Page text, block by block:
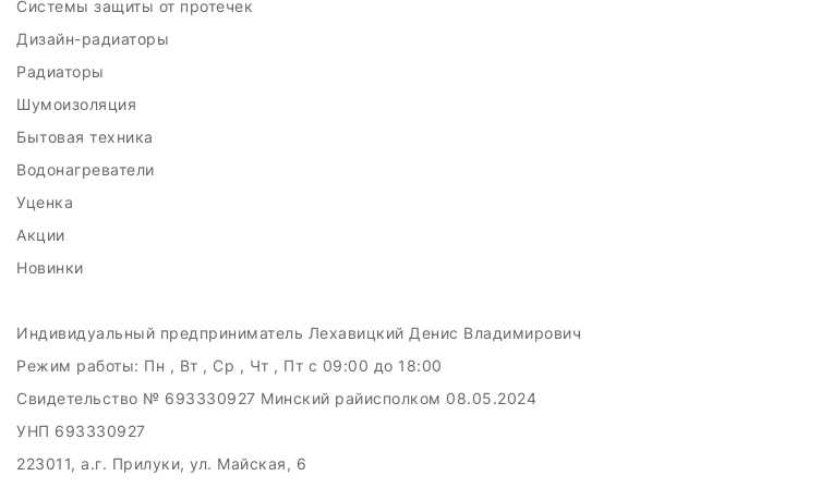
Системы защиты от протечек
Дизайн-радиаторы
Радиаторы
Шумоизоляция
Бытовая техника
Водонагреватели
Уценка
Акции
Новинки
Индивидуальный предприниматель Лехавицкий Денис Владимирович
Режим работы: Пн , Вт , Ср , Чт , Пт c 09:00 до 18:00
Свидетельство № 693330927 Минский райисполком 08.05.2024
УНП 693330927
223011, а.г. Прилуки, ул. Майская, 6